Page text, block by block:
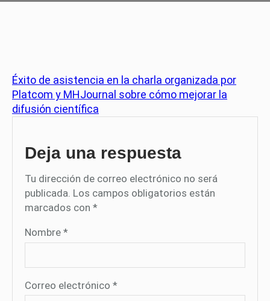
Éxito de asistencia en la charla organizada por
Platcom y MHJournal sobre cómo mejorar la
difusión científica
Deja una respuesta
Tu dirección de correo electrónico no será
publicada. Los campos obligatorios están
marcados con *
Nombre *
Correo electrónico *